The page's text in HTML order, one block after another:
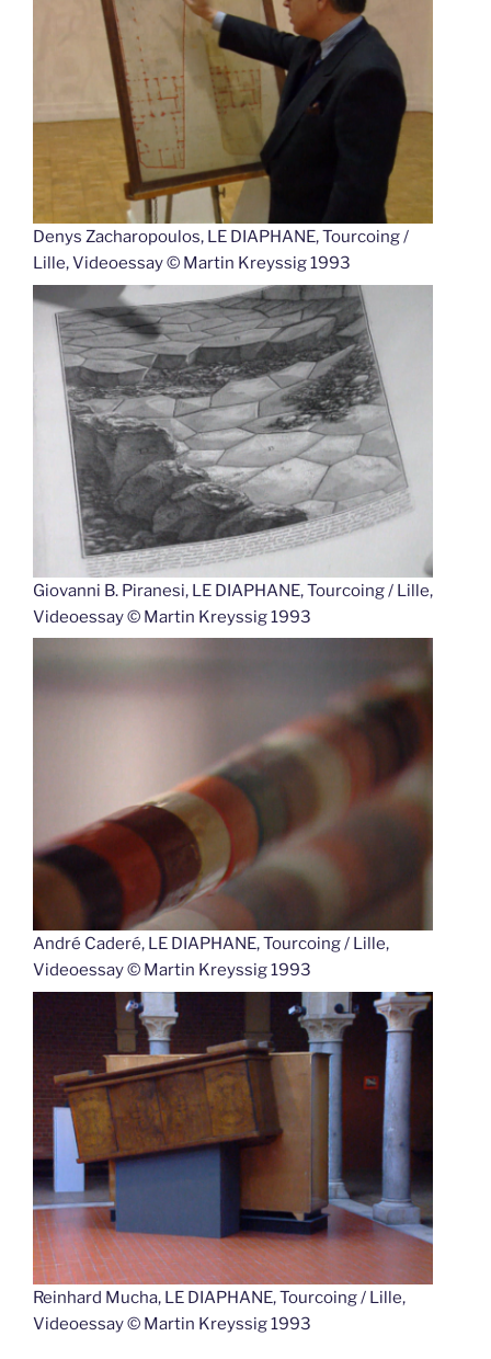
Denys Zacharopoulos, LE DIAPHANE, Tourcoing /
Lille, Videoessay © Martin Kreyssig 1993
Giovanni B. Piranesi, LE DIAPHANE, Tourcoing / Lille,
Videoessay © Martin Kreyssig 1993
André Caderé, LE DIAPHANE, Tourcoing / Lille,
Videoessay © Martin Kreyssig 1993
Reinhard Mucha, LE DIAPHANE, Tourcoing / Lille,
Videoessay © Martin Kreyssig 1993